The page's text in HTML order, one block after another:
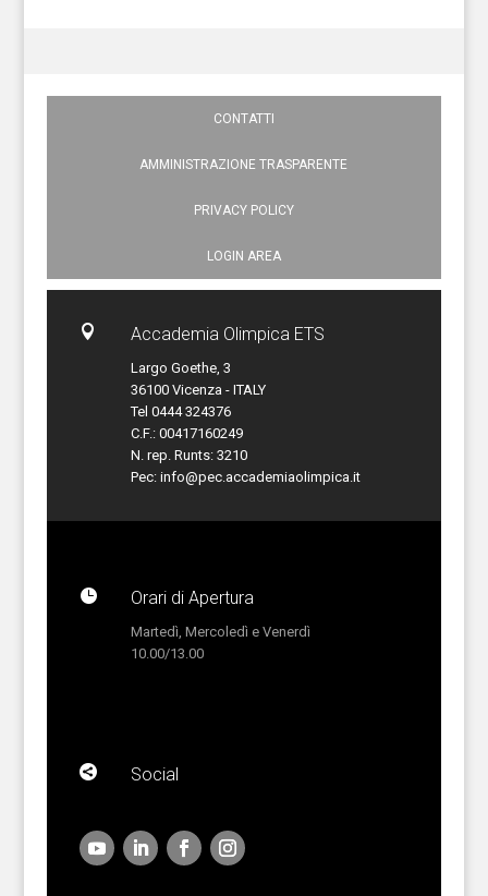
CONTATTI
AMMINISTRAZIONE TRASPARENTE
PRIVACY POLICY
LOGIN AREA
 Accademia Olimpica ETS
Largo Goethe, 3
36100 Vicenza - ITALY
Tel 0444 324376
C.F.: 00417160249
N. rep. Runts: 3210
Pec: info@pec.accademiaolimpica.it
 Orari di Apertura
Martedì, Mercoledì e Venerdì
10.00/13.00
 Social